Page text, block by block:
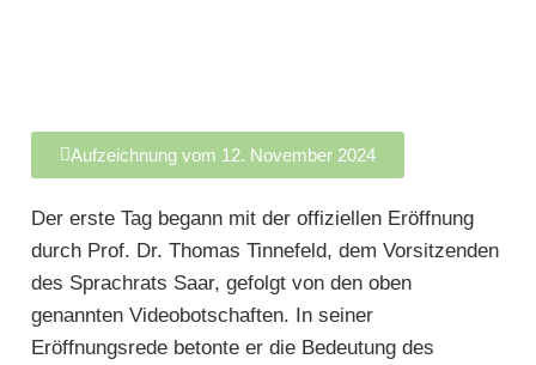
Aufzeichnung vom 12. November 2024
Der erste Tag begann mit der offiziellen Eröffnung
durch Prof. Dr. Thomas Tinnefeld, dem Vorsitzenden
des Sprachrats Saar, gefolgt von den oben
genannten Videobotschaften. In seiner
Eröffnungsrede betonte er die Bedeutung des